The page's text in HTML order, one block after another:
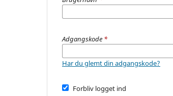
Adgangskode *
Har du glemt din adgangskode?
Forbliv logget ind